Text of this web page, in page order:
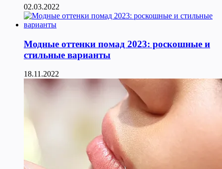
02.03.2022
Модные оттенки помад 2023: роскошные и
стильные варианты
18.11.2022